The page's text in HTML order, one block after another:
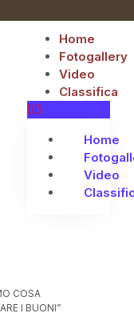
Home
Fotogallery
Video
Classifica
Home
Video
COSA
I BUONI”